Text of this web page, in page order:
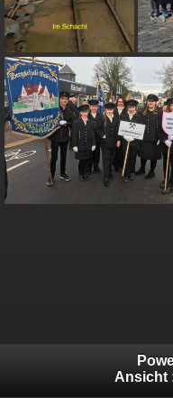
Ansicht